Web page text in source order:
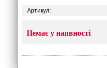
Артикул:
Немає у наявності